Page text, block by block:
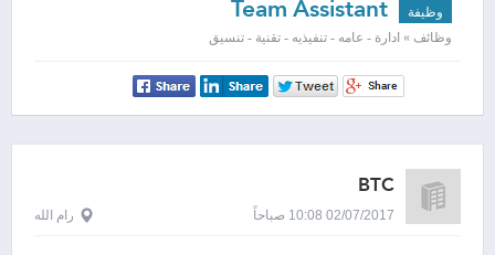
وظيفة
وظائف » ادارة - عامه - تنفيذيه - تقنية - تنسيق
BTC
02/07/2017 10:08 صباحاً رام الله